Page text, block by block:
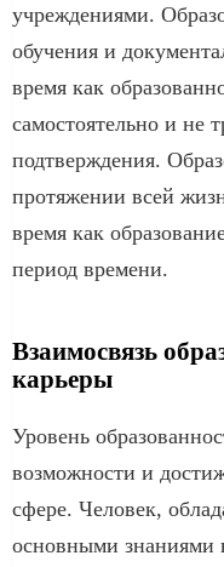
учреждениями.
обучения и
время как
самостоятельно и не
подтверждения.
протяжении всей
время как
период времени.
Взаимосвязь
карьеры
Уровень
возможности и
сфере. Человек,
основными знаниями